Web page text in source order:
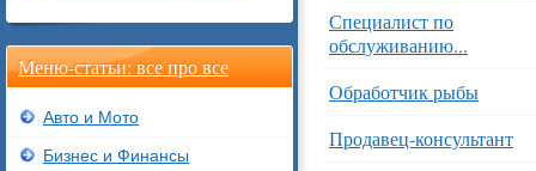
Специалист по
обслуживанию...
Обработчик рыбы
Продавец-консультант
Меню-статьи: все про все
Авто и Мото
Бизнес и Финансы